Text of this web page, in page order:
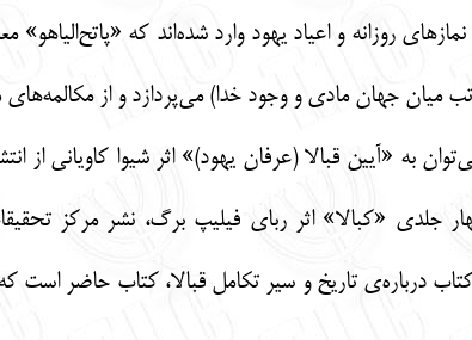
روزانه و اعیاد یهود وارد شده‌‌اند که
میان جهان مادی و وجود خدا) می‌پردازد و از